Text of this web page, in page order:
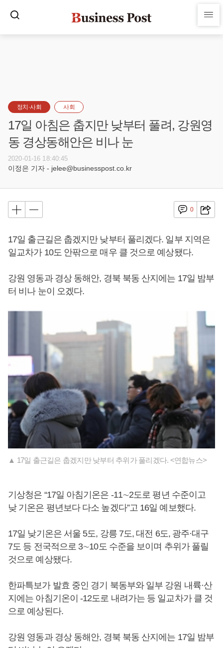
정치·사회 사회
17일 아침은 춥지만 낮부터 풀려, 강원영
동 경상동해안은 비나 눈
2020-01-16 18:40:45
이정은 기자 - jelee@businesspost.co.kr
0
17일 출근길은 춥겠지만 낮부터 풀리겠다. 일부 지역은
일교차가 10도 안팎으로 매우 클 것으로 예상됐다.
강원 영동과 경상 동해안, 경북 북동 산지에는 17일 밤부
터 비나 눈이 오겠다.
▲ 17일 출근길은 춥겠지만 낮부터 추위가 풀리겠다. <연합뉴스>
기상청은 “17일 아침기온은 -11∼2도로 평년 수준이고
낮 기온은 평년보다 다소 높겠다”고 16일 예보했다.
17일 낮기온은 서울 5도, 강릉 7도, 대전 6도, 광주·대구
7도 등 전국적으로 3∼10도 수준을 보이며 추위가 풀릴
것으로 예상됐다.
한파특보가 발효 중인 경기 북동부와 일부 강원 내륙·산
지에는 아침기온이 -12도로 내려가는 등 일교차가 클 것
으로 예상된다.
강원 영동과 경상 동해안, 경북 북동 산지에는 17일 밤부